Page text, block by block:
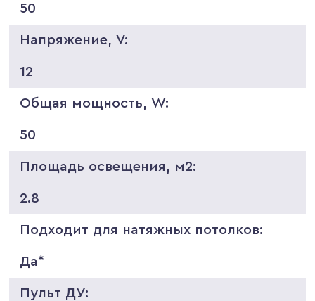
50
Напряжение, V:
12
Общая мощность, W:
50
Площадь освещения, м2:
2.8
Подходит для натяжных потолков:
Да*
Пульт ДУ: